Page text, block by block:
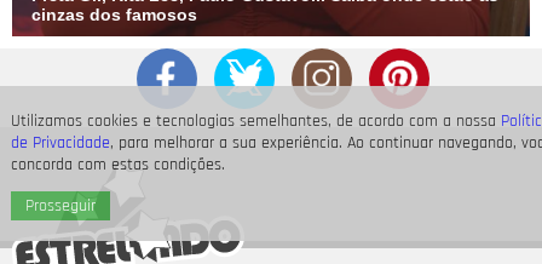
Utilizamos cookies e tecnologias semelhantes, de acordo com a nossa
de Privacidade, para melhorar a sua experiência. Ao continuar navegando,
concorda com estas condições.
Prosseguir
cinzas dos famosos